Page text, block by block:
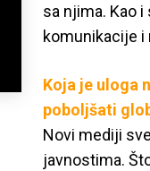
sa njima. Kao
komunikacije i
Koja je uloga
poboljšati
Novi mediji
javnostima.